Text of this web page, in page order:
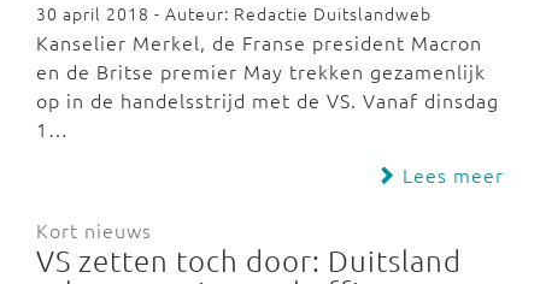
30 april 2018 - Auteur: Redactie Duitslandweb
Kanselier Merkel, de Franse president Macron
en de Britse premier May trekken gezamenlijk
op in de handelsstrijd met de VS. Vanaf dinsdag
1…
Lees meer
Kort nieuws
VS zetten toch door: Duitsland